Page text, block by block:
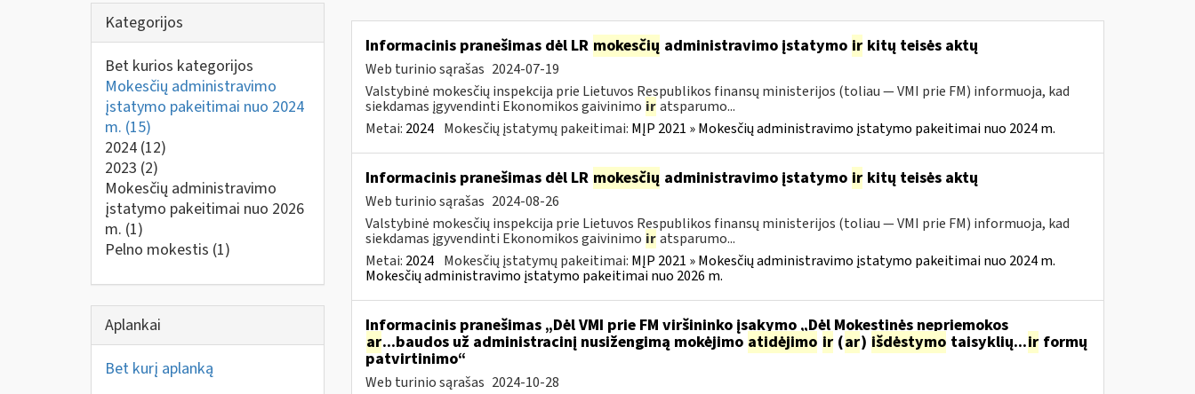
Kategorijos
Bet kurios kategorijos
Mokesčių administravimo
įstatymo pakeitimai nuo 2024
m. (15)
2024 (12)
2023 (2)
Mokesčių administravimo
įstatymo pakeitimai nuo 2026
m. (1)
Pelno mokestis (1)
Aplankai
Bet kurį aplanką
Informacinis pranešimas dėl LR mokesčių administravimo įstatymo irkitų teisės aktų
Web turinio sąrašas 2024-07-19
Valstybinė mokesčių inspekcija prie Lietuvos Respublikos finansų ministerijos (toliau — VMI prie FM) informuoja, kad
siekdamas įgyvendinti Ekonomikos gaivinimo ir atsparumo...
Metai: 2024 Mokesčių įstatymų pakeitimai: MĮP 2021 » Mokesčių administravimo įstatymo pakeitimai nuo 2024 m.
Informacinis pranešimas dėl LR mokesčių administravimo įstatymo irkitų teisės aktų
Web turinio sąrašas 2024-08-26
Valstybinė mokesčių inspekcija prie Lietuvos Respublikos finansų ministerijos (toliau — VMI prie FM) informuoja, kad
siekdamas įgyvendinti Ekonomikos gaivinimo ir atsparumo...
Metai: 2024 Mokesčių įstatymų pakeitimai: MĮP 2021 » Mokesčių administravimo įstatymo pakeitimai nuo 2024 m.
Mokesčių administravimo įstatymo pakeitimai nuo 2026 m.
Informacinis pranešimas „Dėl VMI prie FM viršininko įsakymo „Dėl Mokestinės nepriemokos
ar...baudos už administracinį nusižengimą mokėjimo atidėjimo ir(ar) išdėstymo taisyklių...irformų
patvirtinimo“
Web turinio sąrašas 2024-10-28